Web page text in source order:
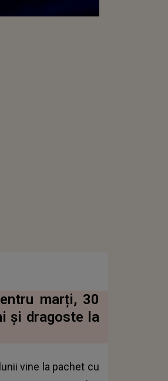
marți, 30
și dragoste la
vine la pachet cu